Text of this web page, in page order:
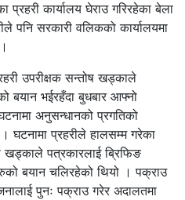
प्रहरी कार्यालय घेराउ गरिरहेका बेला
पनि सरकारी वलिकको कार्यालयमा
उपरीक्षक सन्तोष खड्काले
बयान भईरहँदा बुधबार आफ्नो
अनुसन्धानको प्रगतिको
घटनामा प्रहरीले हालसम्म गरेका
खड्काले पत्रकारलाई ब्रिफिङ
बयान चलिरहेको थियो । पक्राउ
पुनः पक्राउ गरेर अदालतमा